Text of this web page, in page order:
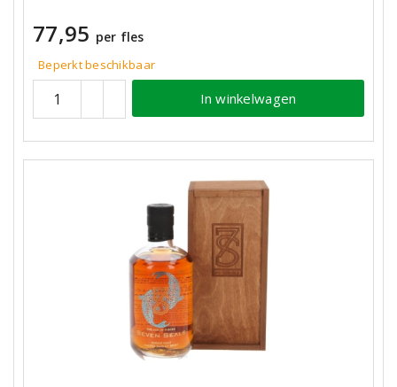
77,95 per fles
Beperkt beschikbaar
In winkelwagen